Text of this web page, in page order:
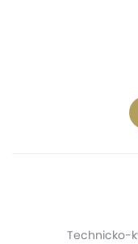
Technicko-